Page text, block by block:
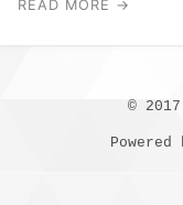
READ MORE →
©
Powered